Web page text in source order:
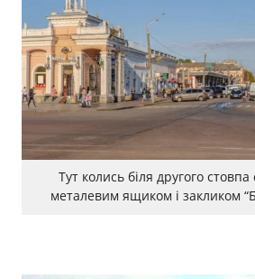
Тут колись біля другого
металевим ящиком і закликом